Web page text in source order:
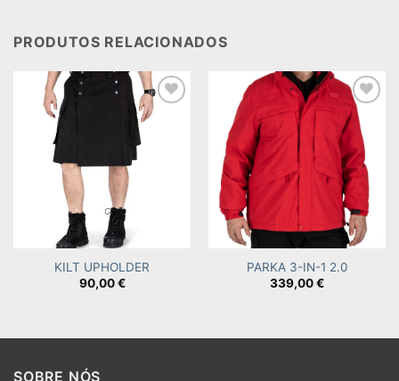
PRODUTOS RELACIONADOS
Add to
KILT UPHOLDER
90,00€
Add to
wishlist
PARKA 3-IN-1 2.0
339,00€
SOBRE NÓS